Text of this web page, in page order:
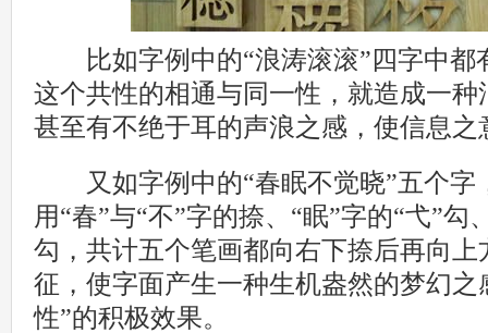
比如字例中的“浪涛滚滚”四字中都
这个共性的相通与同一性，就造成一
甚至有不绝于耳的声浪之感，使信息
又如字例中的“春眠不觉晓”五个字
用“春”与“不”字的捺、“眠”字的“弋”勾
勾，共计五个笔画都向右下捺后再向
征，使字面产生一种生机盎然的梦幻之
性”的积极效果。